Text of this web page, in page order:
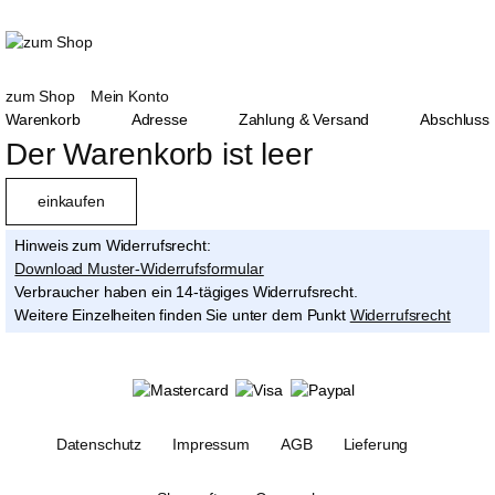
zum Shop
Mein Konto
Warenkorb
Adresse Zahlung & Versand Abschluss
Der Warenkorb ist leer
einkaufen
Hinweis zum Widerrufsrecht:
Download Muster-Widerrufsformular
Verbraucher haben ein 14-tägiges Widerrufsrecht.
Weitere Einzelheiten finden Sie unter dem Punkt Widerrufsrecht
Datenschutz Impressum AGB Lieferung